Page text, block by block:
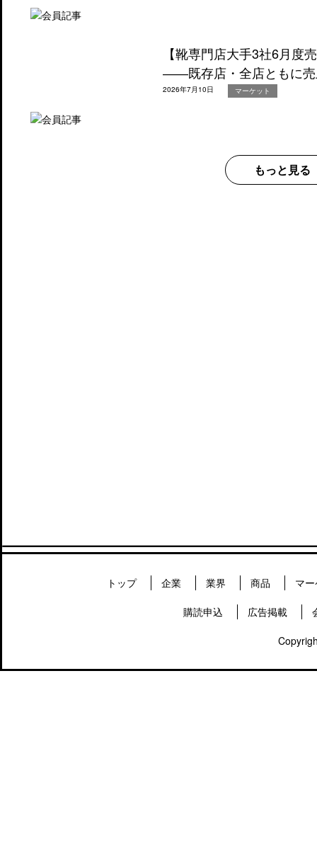
【靴専門店大手3社6月度
――既存店・全店ともに売
2026年7月10日 マーケット
もっと見る
トップ 企業 業界 商品 マ
購読申込 広告掲載